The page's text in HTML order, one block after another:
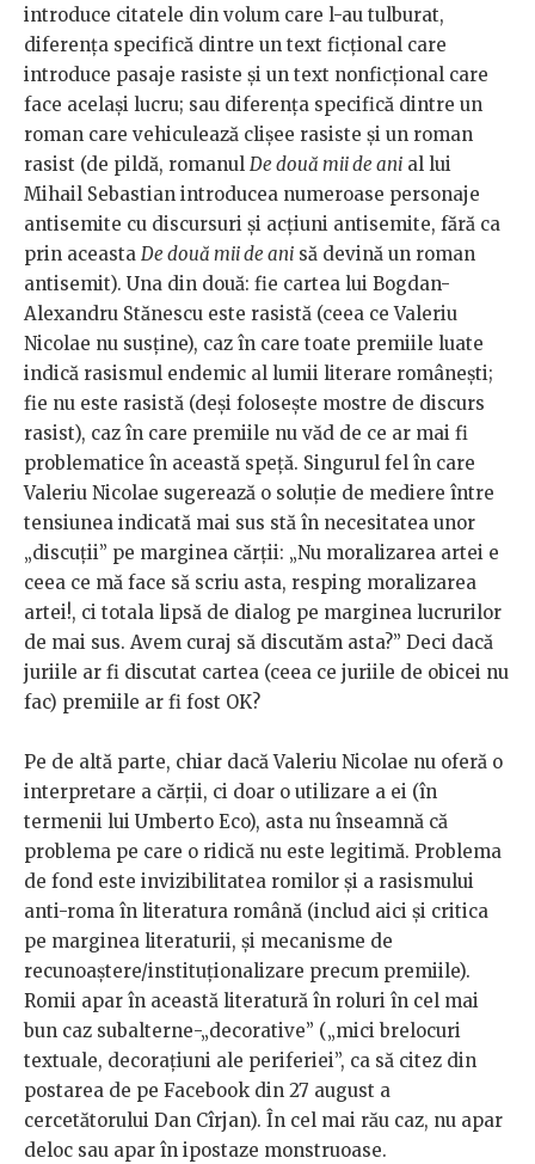
introduce citatele din volum care l-au tulburat,
diferența specifică dintre un text ficțional care
introduce pasaje rasiste și un text nonficțional care
face același lucru; sau diferența specifică dintre un
roman care vehiculează clișee rasiste și un roman
rasist (de pildă, romanul De două mii de ani al lui
Mihail Sebastian introducea numeroase personaje
antisemite cu discursuri și acțiuni antisemite, fără ca
prin aceasta De două mii de ani să devină un roman
antisemit). Una din două: fie cartea lui Bogdan-
Alexandru Stănescu este rasistă (ceea ce Valeriu
Nicolae nu susține), caz în care toate premiile luate
indică rasismul endemic al lumii literare românești;
fie nu este rasistă (deși folosește mostre de discurs
rasist), caz în care premiile nu văd de ce ar mai fi
problematice în această speță. Singurul fel în care
Valeriu Nicolae sugerează o soluție de mediere între
tensiunea indicată mai sus stă în necesitatea unor
„discuții” pe marginea cărții: „Nu moralizarea artei e
ceea ce mă face să scriu asta, resping moralizarea
artei!, ci totala lipsă de dialog pe marginea lucrurilor
de mai sus. Avem curaj să discutăm asta?” Deci dacă
juriile ar fi discutat cartea (ceea ce juriile de obicei nu
fac) premiile ar fi fost OK?
Pe de altă parte, chiar dacă Valeriu Nicolae nu oferă o
interpretare a cărții, ci doar o utilizare a ei (în
termenii lui Umberto Eco), asta nu înseamnă că
problema pe care o ridică nu este legitimă. Problema
de fond este invizibilitatea romilor și a rasismului
anti-roma în literatura română (includ aici și critica
pe marginea literaturii, și mecanisme de
recunoaștere/instituționalizare precum premiile).
Romii apar în această literatură în roluri în cel mai
bun caz subalterne-„decorative” („mici brelocuri
textuale, decorațiuni ale periferiei”, ca să citez din
postarea de pe Facebook din 27 august a
cercetătorului Dan Cîrjan). În cel mai rău caz, nu apar
deloc sau apar în ipostaze monstruoase.